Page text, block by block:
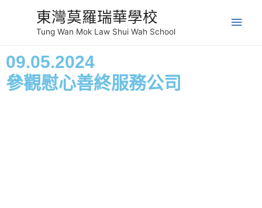
東灣莫羅瑞華學校
Tung Wan Mok Law Shui Wah School
09.05.2024
參觀慰心善終服務公司